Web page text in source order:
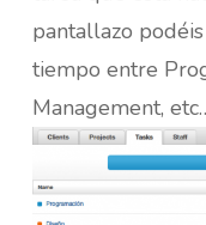
pantallazo
tiempo entre
Management,